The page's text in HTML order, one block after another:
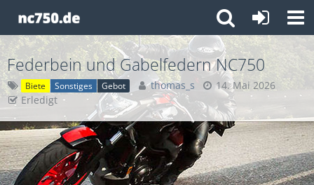
Federbein und Gabelfedern NC750
Biete Sonstiges Gebot thomas_s
14. Mai 2026
Erledigt